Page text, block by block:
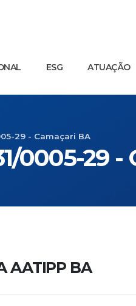
ESG ATUAÇÃO
29 - Camaçari BA
0005-29
AATIPP BA